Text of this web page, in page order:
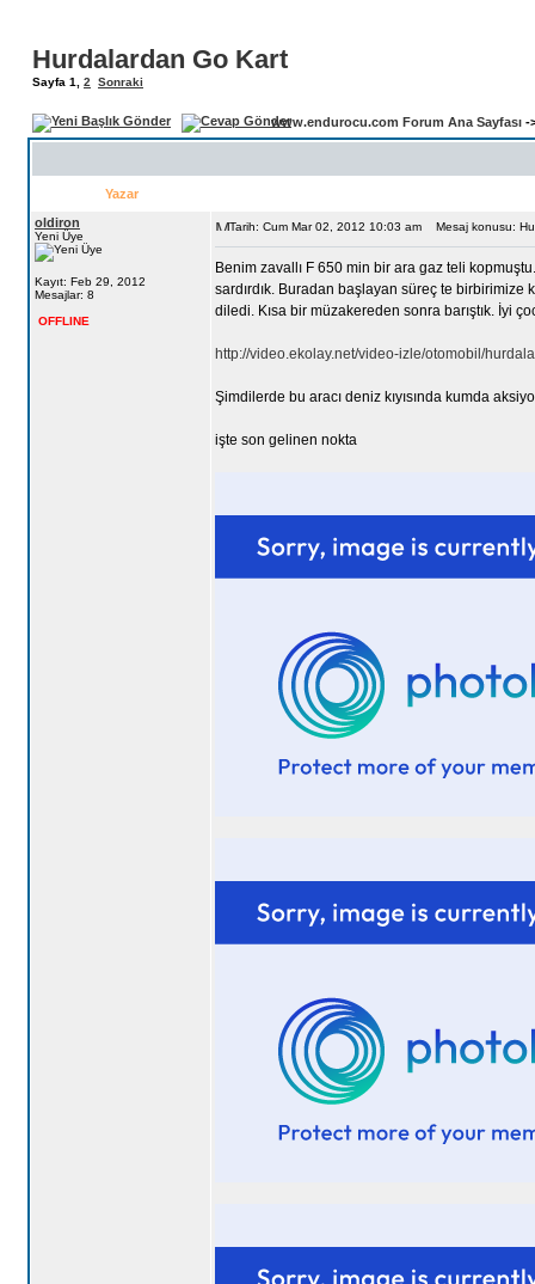
Hurdalardan Go Kart
Sayfa 1 2 Sonraki
www.endurocu.com Forum Ana Sayfası -
Yazar
oldiron
Yeni Üye
Kayıt: Feb 29, 2012
Mesajlar: 8
OFFLINE
Tarih: Cum Mar 02, 2012 10:03 am Mesaj konusu:
Benim zavallı F 650 min bir ara gaz teli
sardırdık. Buradan başlayan süreç te birbirimize
diledi. Kısa bir müzakereden sonra barıştık. İyi
http://video.ekolay.net/video-izle/otomobil/
Şimdilerde bu aracı deniz kıyısında kumda
işte son gelinen nokta